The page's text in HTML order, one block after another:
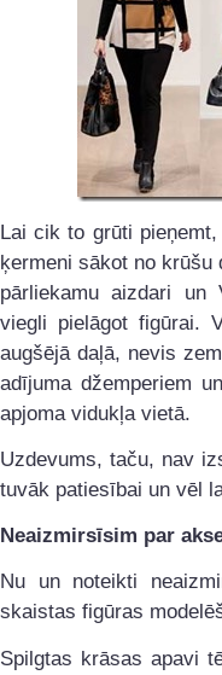
Lai cik to grūti
ķermeni sākot no krūšu
pārliekamu aizdari un
viegli pielāgot figūrai.
augšējā daļā, nevis
adījuma džemperiem
apjoma vidukļa vietā.
Uzdevums, taču, nav
tuvāk patiesībai un vēl
Neaizmirsīsim par
Nu un noteikti
skaistas figūras
Spilgtas krāsas apavi